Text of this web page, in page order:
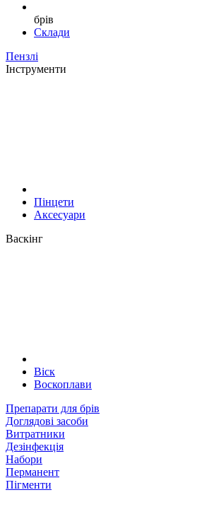
брів
Склади
Пензлі
Інструменти
Пінцети
Аксесуари
Васкінг
Віск
Воскоплави
Препарати для брів
Доглядові засоби
Витратники
Дезінфекція
Набори
Перманент
Пігменти